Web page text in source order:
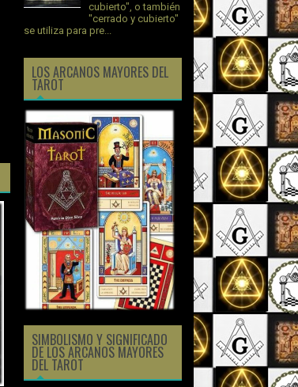
cubierto", o también
"cerrado y cubierto"
se utiliza para pre...
LOS ARCANOS MAYORES DEL
TAROT
SIMBOLISMO Y SIGNIFICADO
DE LOS ARCANOS MAYORES
DEL TAROT